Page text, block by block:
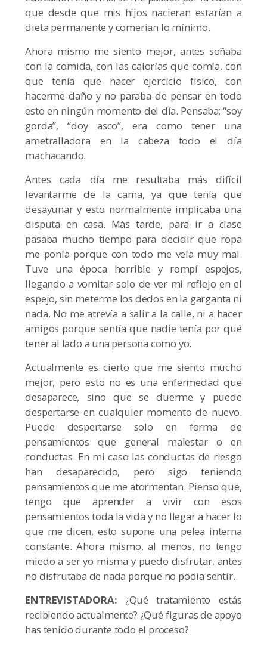
que desde que mis hijos nacieran estarían a
dieta permanente y comerían lo mínimo.
Ahora mismo me siento mejor, antes soñaba
con la comida, con las calorías que comía, con
que tenía que hacer ejercicio físico, con
hacerme daño y no paraba de pensar en todo
esto en ningún momento del día. Pensaba; “soy
gorda”, “doy asco”, era como tener una
ametralladora en la cabeza todo el día
machacando.
Antes cada día me resultaba más difícil
levantarme de la cama, ya que tenía que
desayunar y esto normalmente implicaba una
disputa en casa. Más tarde, para ir a clase
pasaba mucho tiempo para decidir que ropa
me ponía porque con todo me veía muy mal.
Tuve una época horrible y rompí espejos,
llegando a vomitar solo de ver mi reflejo en el
espejo, sin meterme los dedos en la garganta ni
nada. No me atrevía a salir a la calle, ni a hacer
amigos porque sentía que nadie tenía por qué
tener al lado a una persona como yo.
Actualmente es cierto que me siento mucho
mejor, pero esto no es una enfermedad que
desaparece, sino que se duerme y puede
despertarse en cualquier momento de nuevo.
Puede despertarse solo en forma de
pensamientos que general malestar o en
conductas. En mi caso las conductas de riesgo
han desaparecido, pero sigo teniendo
pensamientos que me atormentan. Pienso que,
tengo que aprender a vivir con esos
pensamientos toda la vida y no llegar a hacer lo
que me dicen, esto supone una pelea interna
constante. Ahora mismo, al menos, no tengo
miedo a ser yo misma y puedo disfrutar, antes
no disfrutaba de nada porque no podía sentir.
ENTREVISTADORA: ¿Qué tratamiento estás
recibiendo actualmente? ¿Qué figuras de apoyo
has tenido durante todo el proceso?